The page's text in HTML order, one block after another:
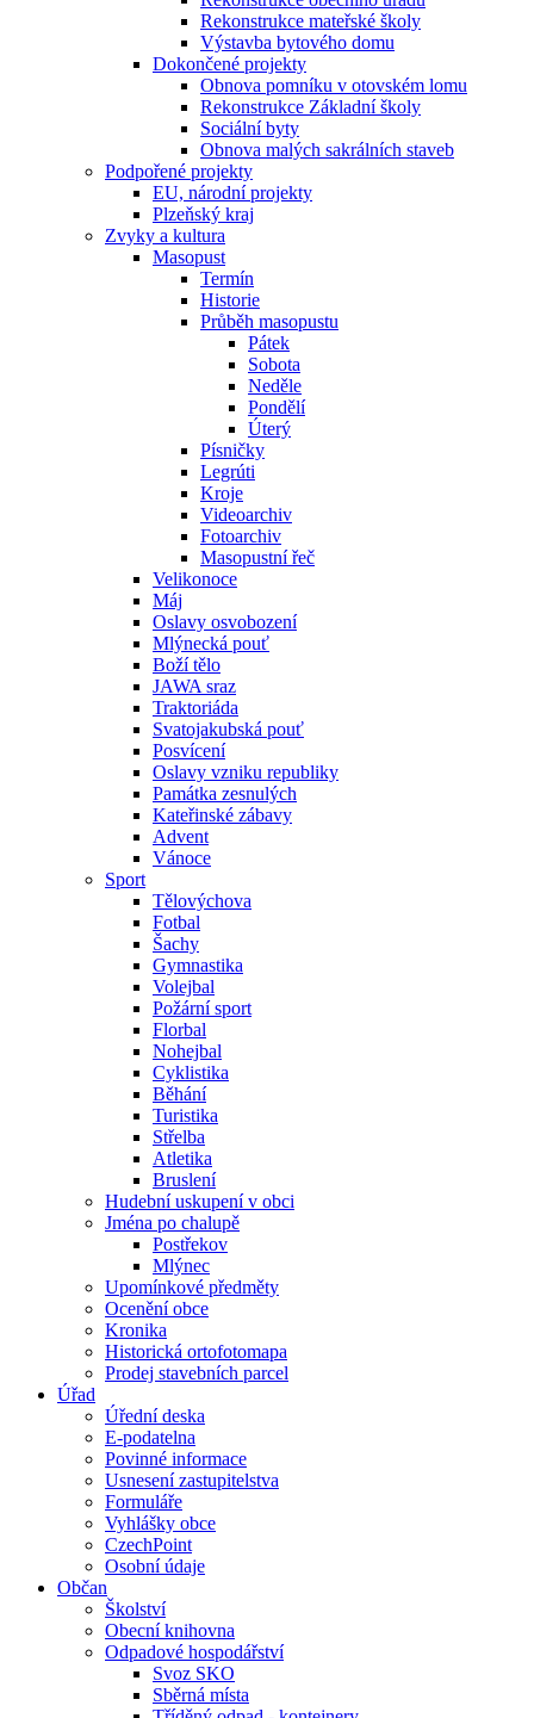
Rekonstrukce mateřské školy
Výstavba bytového domu
Dokončené projekty
Obnova pomníku v otovském lomu
Rekonstrukce Základní školy
Sociální byty
Obnova malých sakrálních staveb
Podpořené projekty
EU, národní projekty
Plzeňský kraj
Zvyky a kultura
Masopust
Termín
Historie
Průběh masopustu
Pátek
Sobota
Neděle
Pondělí
Úterý
Písničky
Legrúti
Kroje
Videoarchiv
Fotoarchiv
Masopustní řeč
Velikonoce
Máj
Oslavy osvobození
Mlýnecká pouť
Boží tělo
JAWA sraz
Traktoriáda
Svatojakubská pouť
Posvícení
Oslavy vzniku republiky
Památka zesnulých
Kateřinské zábavy
Advent
Vánoce
Sport
Tělovýchova
Fotbal
Šachy
Gymnastika
Volejbal
Požární sport
Florbal
Nohejbal
Cyklistika
Běhání
Turistika
Střelba
Atletika
Bruslení
Hudební uskupení v obci
Jména po chalupě
Postřekov
Mlýnec
Upomínkové předměty
Ocenění obce
Kronika
Historická ortofotomapa
Prodej stavebních parcel
Úřad
Úřední deska
E-podatelna
Povinné informace
Usnesení zastupitelstva
Formuláře
Vyhlášky obce
CzechPoint
Osobní údaje
Občan
Školství
Obecní knihovna
Odpadové hospodářství
Svoz SKO
Sběrná místa